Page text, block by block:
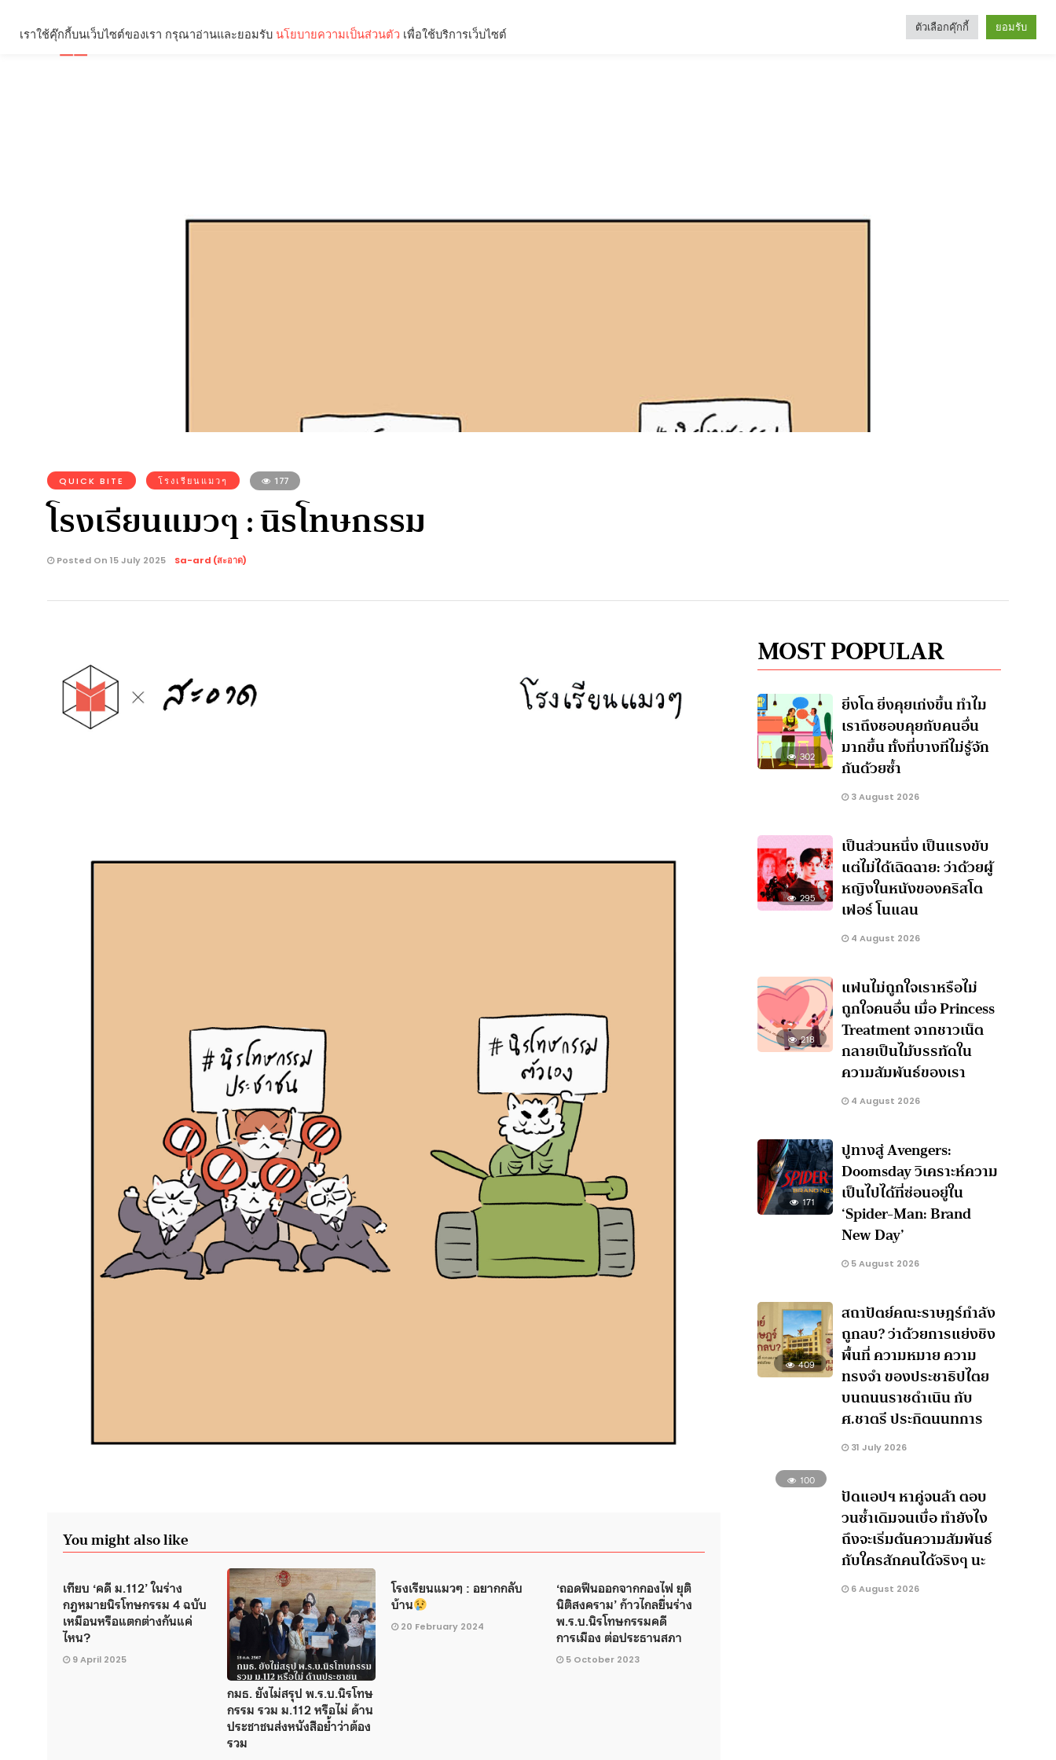
Categories
QUICK BITE โรงเรียนแมวๆ 177
โรงเรียนแมวๆ : นิรโทษกรรม
Posted On 15 July 2025 Sa-ard (สะอาด)
You might also like
เทียบ ‘คดี ม.112’ ในร่าง
กฎหมายนิรโทษกรรม 4 ฉบับ
เหมือนหรือแตกต่างกันแค่
ไหน?
9 April 2025
กมธ. ยังไม่สรุป พ.ร.บ.นิรโทษ
กรรม รวม ม.112 หรือไม่ ด้าน
ประชาชนส่งหนังสือย้ำว่าต้อง
รวม
โรงเรียนแมวๆ : อยากกลับ
บ้าน
20 February 2024
‘ถอดฟืนออกจากกองไฟ ยุติ
นิติสงคราม’ ก้าวไกลยื่นร่าง
พ.ร.บ.นิรโทษกรรมคดี
การเมือง ต่อประธานสภา
5 October 2023
MOST POPULAR
302
ยิ่งโต ยิ่งคุยเก่งขึ้น ทำไม
เราถึงชอบคุยกับคนอื่น
มากขึ้น ทั้งที่บางทีไม่รู้จัก
กันด้วยซ้ำ
3 August 2026
295
เป็นส่วนหนึ่ง เป็นแรงขับ
แต่ไม่ได้เฉิดฉาย: ว่าด้วยผู้
หญิงในหนังของคริสโต
เฟอร์ โนแลน
4 August 2026
218
แฟนไม่ถูกใจเราหรือไม่
ถูกใจคนอื่น เมื่อ Princess
Treatment จากชาวเน็ต
กลายเป็นไม้บรรทัดใน
ความสัมพันธ์ของเรา
4 August 2026
171
ปูทางสู่ Avengers:
Doomsday วิเคราะห์ความ
เป็นไปได้ที่ซ่อนอยู่ใน
‘Spider-Man: Brand
New Day’
5 August 2026
409
สถาปัตย์คณะราษฎร์กำลัง
ถูกลบ? ว่าด้วยการแย่งชิง
พื้นที่ ความหมาย ความ
ทรงจำ ของประชาธิปไตย
บนถนนราชดำเนิน กับ
ศ.ชาตรี ประกิตนนทการ
31 July 2026
100
ปัดแอปฯ หาคู่จนล้า ตอบ
วนซ้ำเดิมจนเบื่อ ทำยังไง
ถึงจะเริ่มต้นความสัมพันธ์
กับใครสักคนได้จริงๆ นะ
6 August 2026
เราใช้คุ๊กกี้บนเว็บไซต์ของเรา กรุณาอ่านและยอมรับ นโยบายความเป็นส่วนตัว เพื่อใช้บริการเว็บไซต์ ตัวเลือกคุ๊กกี้ ยอมรับ